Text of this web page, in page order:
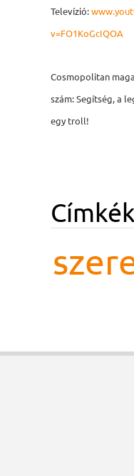
Televízió:
v=FO1KoGcIQOA
Cosmopolitan
szám: Segítség, a
egy troll!
Címkék